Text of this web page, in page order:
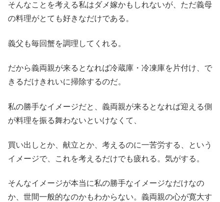
そんなことを考える私はダメ嫁かもしれないが、ただ義母
の料理がとても好きなだけである。
義父も毎回蟹を調理してくれる。
だから義両親が来るとなれば冷蔵庫・冷凍庫を片付け、で
きるだけきれいに掃除するのだ。
私の勝手なイメージだと、義両親が来るとなれば迎える側
が料理を振る舞わないといけなくて、
買い出しとか、献立とか、考えるのに一苦労する、という
イメージで、これを考えるだけでも疲れる。気がする。
そんなイメージが本当に私の勝手なイメージなだけなの
か、世間一般的なのかもわからない。義両親の心が寛大す